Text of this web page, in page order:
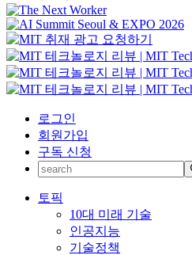
로그인
회원가입
구독 신청
토픽
10대 미래 기술
인공지능
기술정책